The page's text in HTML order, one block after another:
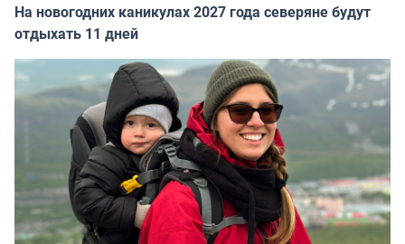
На новогодних каникулах 2027 года северяне будут
отдыхать 11 дней